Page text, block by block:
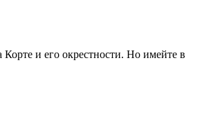
и его окрестности. Но имейте в